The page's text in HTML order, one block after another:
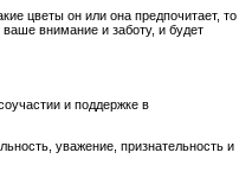
цветы он или она предпочитает, то
внимание и заботу, и будет
и поддержке в
уважение, признательность и